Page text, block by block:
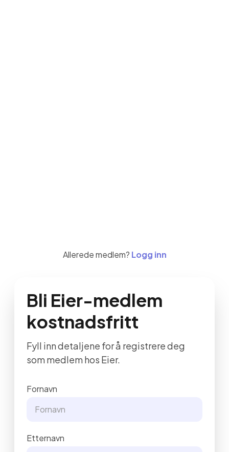
Allerede medlem? Logg inn
Bli Eier-medlem
kostnadsfritt
Fyll inn detaljene for å registrere deg
som medlem hos Eier.
Fornavn
Etternavn